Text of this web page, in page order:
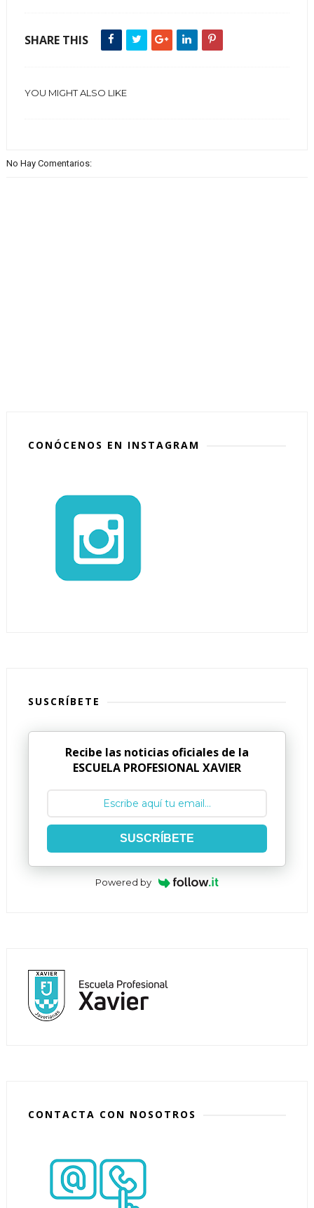
SHARE THIS
YOU MIGHT ALSO LIKE
No Hay Comentarios:
CONÓCENOS EN INSTAGRAM
SUSCRÍBETE
Recibe las noticias oficiales de la
ESCUELA PROFESIONAL XAVIER
SUSCRÍBETE
Powered by
CONTACTA CON NOSOTROS